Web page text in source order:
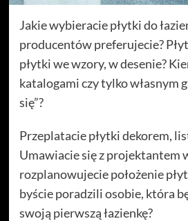
Jakie wybieracie płytki do
producentów preferujecie?
płytki we wzory, w desenie?
katalogami czy tylko własnym
się”?
Przeplatacie płytki dekorem,
Umawiacie się z projektantem
rozplanowujecie położenie
byście poradzili osobie, która
swoją pierwszą łazienkę?